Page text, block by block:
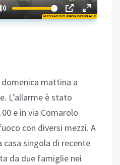
MESSAGGIO PROMOZIONALE
mattina a
L’allarme è stato
e in via Comarolo
con diversi mezzi. A
singola di recente
da due famiglie nei